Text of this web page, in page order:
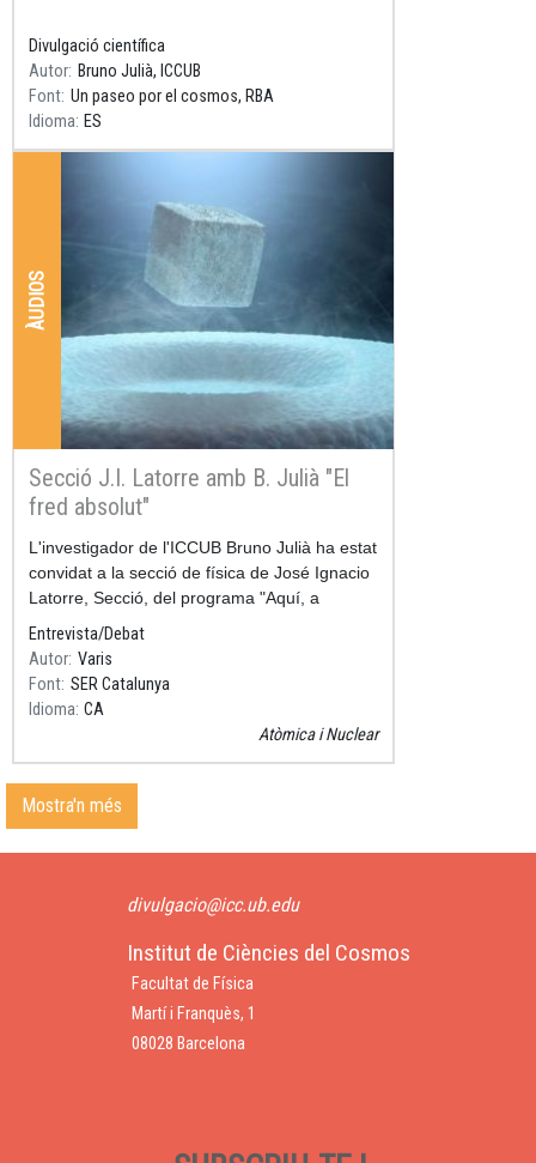
Divulgació científica
Autor Bruno Julià, ICCUB
Font Un paseo por el cosmos, RBA
Idioma ES
ÀUDIOS
Secció J.I. Latorre amb B. Julià "El
fred absolut"
Resum
L'investigador de l'ICCUB Bruno Julià ha estat
convidat a la secció de física de José Ignacio
Latorre, Secció, del programa "Aquí, a
Entrevista/Debat
Autor Varis
Font SER Catalunya
Idioma CA
Atòmica i Nuclear
Mostra'n més
divulgacio@icc.ub.edu
Institut de Ciències del Cosmos
Facultat de Física
Martí i Franquès, 1
08028 Barcelona